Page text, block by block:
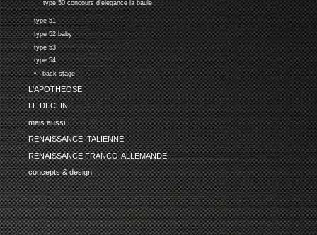
type 50 concours d'elegance la baule
type 51
type 52 baby
type 53
type 54
•-- back-stage
L'APOTHEOSE
LE DECLIN
mais aussi...
RENAISSANCE ITALIENNE
RENAISSANCE FRANCO-ALLEMANDE
concepts & design